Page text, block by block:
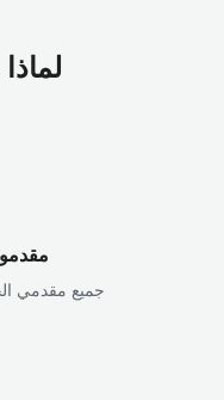
جميع مقدمي